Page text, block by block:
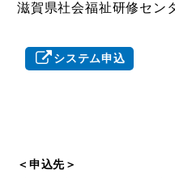
滋賀県社会福祉研修セン
システム申込
＜申込先＞